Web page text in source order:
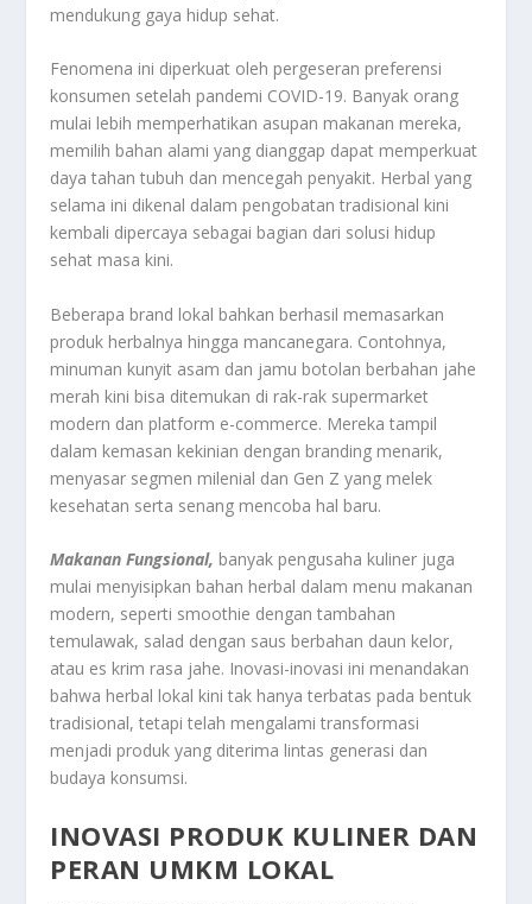
mendukung gaya hidup sehat.
Fenomena ini diperkuat oleh pergeseran preferensi
konsumen setelah pandemi COVID-19. Banyak orang
mulai lebih memperhatikan asupan makanan mereka,
memilih bahan alami yang dianggap dapat memperkuat
daya tahan tubuh dan mencegah penyakit. Herbal yang
selama ini dikenal dalam pengobatan tradisional kini
kembali dipercaya sebagai bagian dari solusi hidup
sehat masa kini.
Beberapa brand lokal bahkan berhasil memasarkan
produk herbalnya hingga mancanegara. Contohnya,
minuman kunyit asam dan jamu botolan berbahan jahe
merah kini bisa ditemukan di rak-rak supermarket
modern dan platform e-commerce. Mereka tampil
dalam kemasan kekinian dengan branding menarik,
menyasar segmen milenial dan Gen Z yang melek
kesehatan serta senang mencoba hal baru.
Makanan Fungsional, banyak pengusaha kuliner juga
mulai menyisipkan bahan herbal dalam menu makanan
modern, seperti smoothie dengan tambahan
temulawak, salad dengan saus berbahan daun kelor,
atau es krim rasa jahe. Inovasi-inovasi ini menandakan
bahwa herbal lokal kini tak hanya terbatas pada bentuk
tradisional, tetapi telah mengalami transformasi
menjadi produk yang diterima lintas generasi dan
budaya konsumsi.
INOVASI PRODUK KULINER DAN
PERAN UMKM LOKAL